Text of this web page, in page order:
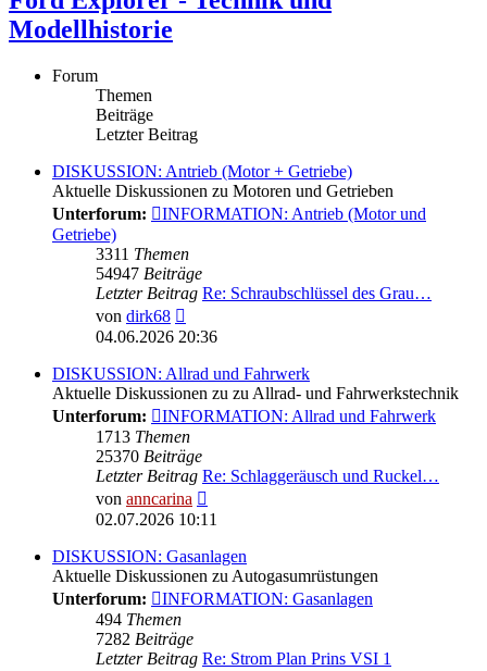
Modellhistorie
Forum
Themen
Beiträge
Letzter Beitrag
DISKUSSION: Antrieb (Motor + Getriebe)
Aktuelle Diskussionen zu Motoren und Getrieben
Unterforum:
INFORMATION: Antrieb (Motor und
Getriebe)
3311 Themen
54947 Beiträge
Letzter Beitrag Re: Schraubschlüssel des Grau…
von dirk68
Beitrag
04.06.2026 20:36
DISKUSSION: Allrad und Fahrwerk
Aktuelle Diskussionen zu zu Allrad- und Fahrwerkstechnik
Unterforum:
INFORMATION: Allrad und Fahrwerk
1713 Themen
25370 Beiträge
Letzter Beitrag Re: Schlaggeräusch und Ruckel…
von anncarina
Beitrag
02.07.2026 10:11
DISKUSSION: Gasanlagen
Aktuelle Diskussionen zu Autogasumrüstungen
Unterforum:
INFORMATION: Gasanlagen
494 Themen
7282 Beiträge
Letzter Beitrag Re: Strom Plan Prins VSI 1